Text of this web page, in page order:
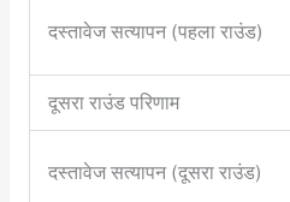
दस्तावेज सत्यापन (पहला राउंड)
दूसरा राउंड परिणाम
दस्तावेज सत्यापन (दूसरा राउंड)